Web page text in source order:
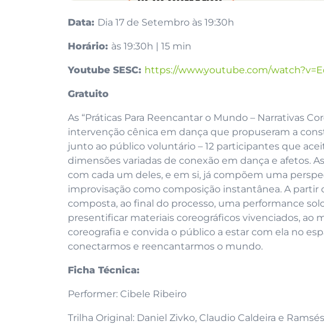
Data: Dia 17 de Setembro às 19:30h
Horário: às 19:30h | 15 min
Youtube SESC: https://www.youtube.com/
Gratuito
As “Práticas Para Reencantar o Mundo – Narrativas
intervenção cênica em dança que propuseram a
junto ao público voluntário – 12 participantes que
dimensões variadas de conexão em dança e afetos.
com cada um deles, e em si, já compõem uma
improvisação como composição instantânea. A partir
composta, ao final do processo, uma performance
presentificar materiais coreográficos vivenciados, ao
coreografia e convida o público a estar com ela no
conectarmos e reencantarmos o mundo.
Ficha Técnica:
Performer: Cibele Ribeiro
Trilha Original: Daniel Zivko, Claudio Caldeira e